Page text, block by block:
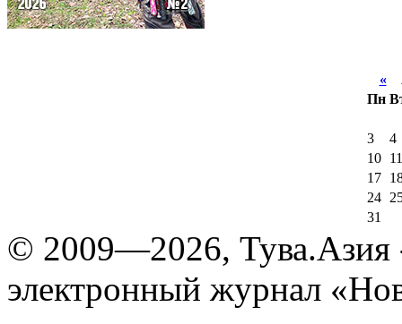
«
Пн
3
4
10
11
17
24
31
© 2009—2026, Тува.Азия
электронный журнал